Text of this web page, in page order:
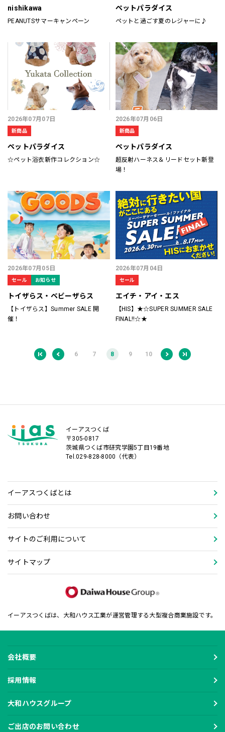
nishikawa
PEANUTSサマーキャンペーン
ペットパラダイス
ペットと過ごす夏のレジャーに♪
2026年07月07日
新商品
ペットパラダイス
☆ペット浴衣新作コレクション☆
2026年07月06日
新商品
ペットパラダイス
超反射ハーネス＆リードセット新登
場！
2026年07月05日
セール お知らせ
トイザらス・ベビーザらス
【トイザらス】Summer SALE 開
催！
2026年07月04日
セール
エイチ・アイ・エス
【HIS】★☆SUPER SUMMER SALE
FINAL!!☆★
6 7 8 9 10
イーアスつくば
〒305-0817
茨城県つくば市研究学園5丁目19番地
Tel.029-828-8000（代表）
イーアスつくばとは
お問い合わせ
サイトのご利用について
サイトマップ
イーアスつくばは、大和ハウス工業が運営管理する大型複合商業施設です。
会社概要
採用情報
大和ハウスグループ
ご出店のお問い合わせ